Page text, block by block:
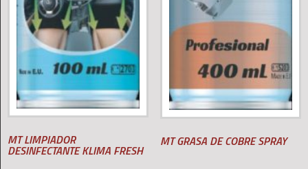
MT LIMPIADOR
DESINFECTANTE KLIMA FRESH
MT GRASA DE COBRE SPRAY